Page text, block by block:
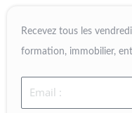
Recevez tous les
formation, immobilier,
Email